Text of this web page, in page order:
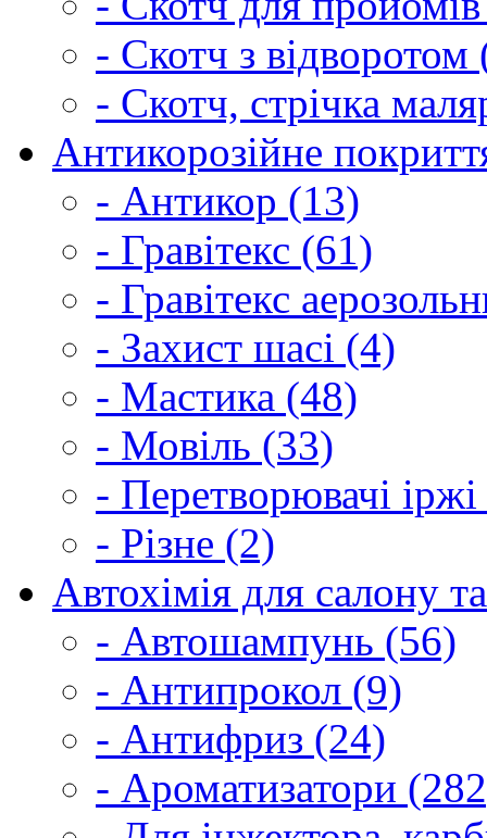
- Скотч з відворотом
- Скотч, стрічка
Антикорозійне
- Антикор (13)
- Гравітекс (61)
- Гравітекс
- Захист шасі (4)
- Мастика (48)
- Мовіль (33)
- Перетворювачі
- Різне (2)
Автохімія для салону
- Автошампунь (56)
- Антипрокол (9)
- Антифриз (24)
- Ароматизатори